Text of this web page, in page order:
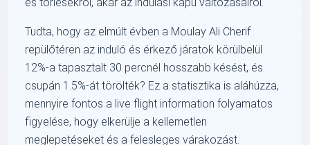
Tudta, hogy az elmúlt évben a Moulay Ali Cherif
repülőtéren az induló és érkező járatok körülbelül
12%-a tapasztalt 30 percnél hosszabb késést, és
csupán 1.5%-át törölték? Ez a statisztika is aláhúzza,
mennyire fontos a live flight information folyamatos
figyelése, hogy elkerülje a kellemetlen
meglepetéseket és a felesleges várakozást.